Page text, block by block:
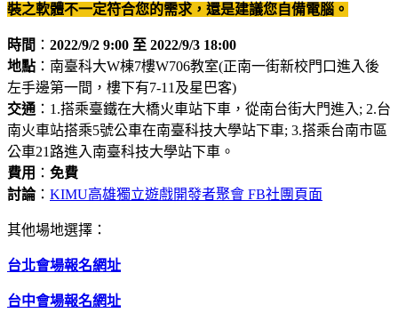
裝之軟體不一定符合您的需求，還是建議您自備電腦。
時間 ： 2022/9/2 9:00 至 2022/9/3 18:00
地點 ：南臺科大W棟7樓W706教室(正南一街新校門口進入後
左手邊第一間，樓下有7-11及星巴客)
交通 ：1.搭乘臺鐵在大橋火車站下車，從南台街大門進入; 2.台
南火車站搭乘5號公車在南臺科技大學站下車; 3.搭乘台南市區
公車21路進入南臺科技大學站下車。
費用 ： 免費
討論： KIMU高雄獨立遊戲開發者聚會 FB社團頁面
其他場地選擇：
台北會場報名網址
台中會場報名網址